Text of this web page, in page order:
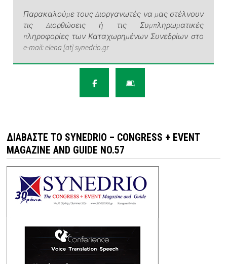
Παρακαλούμε τους Διοργανωτές να μας στέλνουν
τις Διορθώσεις ή τις Συμπληρωματικές
πληροφορίες των Καταχωρημένων Συνεδρίων στο
e-mail: elena [at] synedrio.gr
ΔΙΑΒΆΣΤΕ ΤΟ SYNEDRIO – CONGRESS + EVENT
MAGAZINE AND GUIDE NO.57